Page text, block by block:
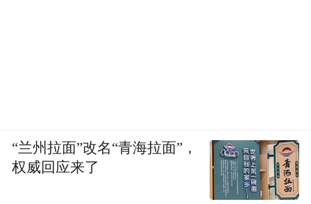
“兰州拉面”改名“青海拉面”，
权威回应来了